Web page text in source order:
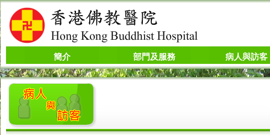
簡介 部門及服務 病人與訪客